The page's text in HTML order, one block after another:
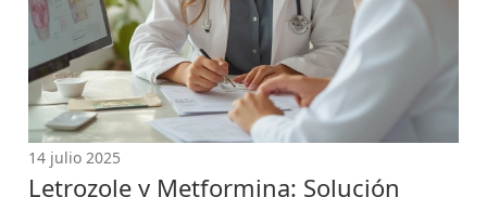
14 julio 2025
Letrozole y Metformina: Solución